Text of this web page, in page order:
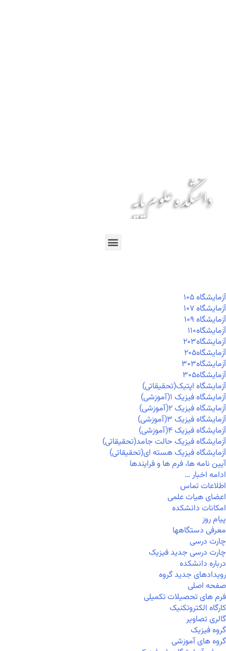
آزمايشگاه ۱۰۵
آزمايشگاه ۱۰۷
آزمايشگاه ۱۰۹
آزمايشگاه۱۱۰
آزمايشگاه۲۰۳
آزمايشگاه۲۰۵
آزمايشگاه۳۰۳
آزمايشگاه۳۰۵
آزمایشگاه اپتیک(تحقیقاتی)
آزمایشگاه فیزیک ۱(آموزشی)
آزمایشگاه فیزیک ۲(آموزشی)
آزمایشگاه فیزیک ۳(آموزشی)
آزمایشگاه فیزیک ۴(آموزشی)
آزمایشگاه فیزیک حالت جامد(تحقیقاتی)
آزمایشگاه فیزیک هسته ای(تحقیقاتی)
آیین نامه ها، فرم ها و فرایندها
ادامه اخبار …
اطلاعات تماس
اعضای هیات علمی
امکانات دانشکده
پیام روز
معرفی دستگاهها
چارت درسی
چارت درسی جدید فیزیک
درباره دانشکده
رویدادهای جدید گروه
صفحه اصلی
فرم های تحصیلات تکمیلی
کارگاه الکتروتکنیک
گالری تصاویر
گروه فیزیک
گروه های آموزشی